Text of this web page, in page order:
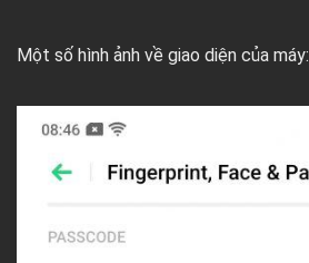
Một số hình ảnh về giao diện của máy: